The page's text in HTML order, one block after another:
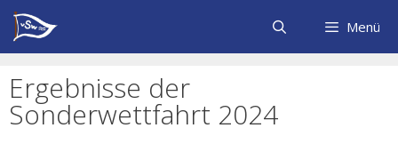
Zum
Inhalt
springen
Menü
Ergebnisse der
Sonderwettfahrt 2024